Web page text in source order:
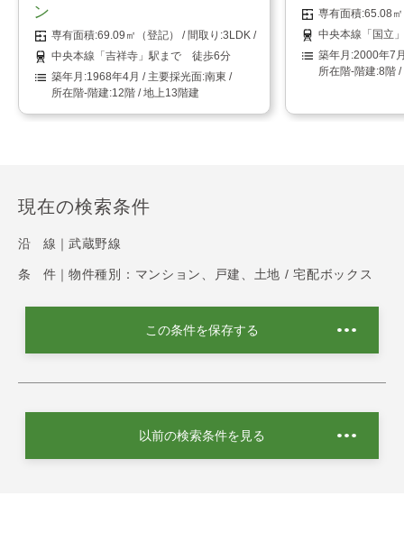
ン
69.09㎡（登記）
3LDK
中央本線「吉祥寺」駅まで 徒歩6分
1968年4月
南東
12階 / 地上13階建
65.08
中央本線「国立
2000年7
8階 /
現在の検索条件
沿 線｜ 武蔵野線
条 件｜ 物件種別：マンション、戸建、土地 / 宅配ボックス
この条件を保存する
以前の検索条件を見る